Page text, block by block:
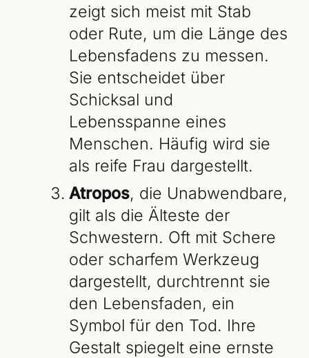
zeigt sich meist mit Stab
oder Rute, um die Länge des
Lebensfadens zu messen.
Sie entscheidet über
Schicksal und
Lebensspanne eines
Menschen. Häufig wird sie
als reife Frau dargestellt.
Atropos, die Unabwendbare,
gilt als die Älteste der
Schwestern. Oft mit Schere
oder scharfem Werkzeug
dargestellt, durchtrennt sie
den Lebensfaden, ein
Symbol für den Tod. Ihre
Gestalt spiegelt eine ernste